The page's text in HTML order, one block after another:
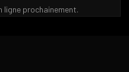
ligne prochainement.